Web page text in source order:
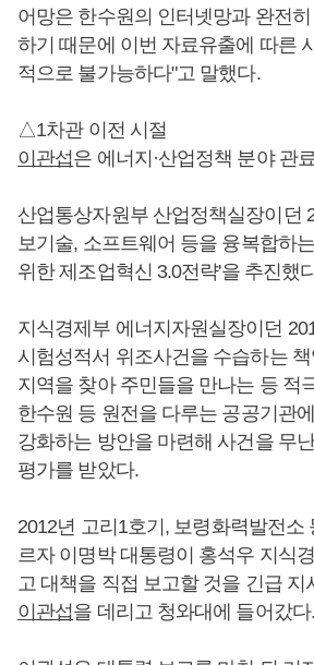
어망은 한수원의 인터넷망과 완전
하기 때문에 이번 자료유출에 따른
적으로 불가능하다"고 말했다.
△1차관 이전 시절
이관섭은 에너지·산업정책 분야 관
산업통상자원부 산업정책실장이던
보기술, 소프트웨어 등을 융복합하
위한 제조업혁신 3.0전략'을 추진했
지식경제부 에너지자원실장이던
시험성적서 위조사건을 수습하는
지역을 찾아 주민들을 만나는 등 적
한수원 등 원전을 다루는 공공기관
강화하는 방안을 마련해 사건을 무
평가를 받았다.
2012년 고리1호기, 보령화력발전소
르자 이명박 대통령이 홍석우 지식
고 대책을 직접 보고할 것을 긴급 지
이관섭을 데리고 청와대에 들어갔다.